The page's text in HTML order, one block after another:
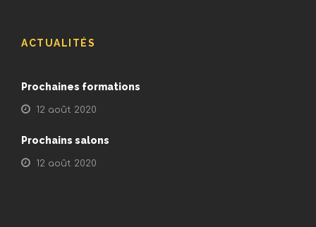
ACTUALITÉS
Prochaines formations
12 août 2020
Prochains salons
12 août 2020